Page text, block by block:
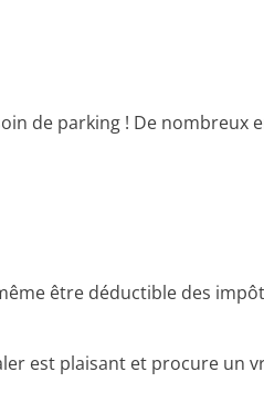
de parking ! De
être déductible des
est plaisant et procure un